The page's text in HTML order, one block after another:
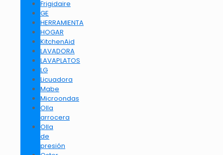
Frigidaire
GE
HERRAMIENTA
HOGAR
KitchenAid
LAVADORA
LAVAPLATOS
LG
Licuadora
Mabe
Microondas
Olla
arrocera
Olla
de
presión